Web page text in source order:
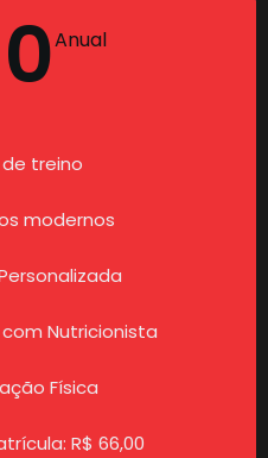
Anual
treino
modernos
Nutricionista
Física
R$ 66,00